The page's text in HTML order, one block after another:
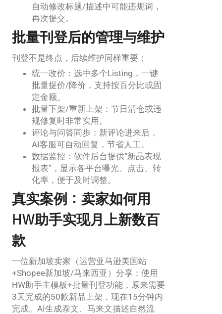
自动修改标题/描述中可能违规词，
再次提交。
批量刊登后的管理与维护
刊登不是终点，后续维护同样重要：
统一改价：选中多个Listing，一键
批量提价/降价，支持按百分比或固
定金额。
批量下架/重新上架：节日清仓或违
规修复时非常实用。
评论与问答同步：新评论进来后，
AI客服可自动回复，节省人工。
数据监控：软件后台提供“新品表现
报表”，显示各平台曝光、点击、转
化率，便于及时调整。
真实案例：卖家如何用
HW助手实现月上新数百
款
一位新加坡卖家（运营亚马逊美国站
+Shopee新加坡/马来西亚）分享：使用
HW助手主模板+批量刊登功能，原来需要
3天完成的50款新品上架，现在15分钟内
完成。AI生成泰文、马来文描述自然流